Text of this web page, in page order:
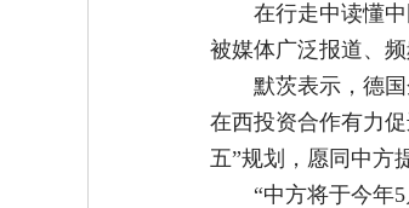
在行走中读懂
被媒体广泛报道、
默茨表示，德
在西投资合作有力
五”规划，愿同中
“中方将于今年